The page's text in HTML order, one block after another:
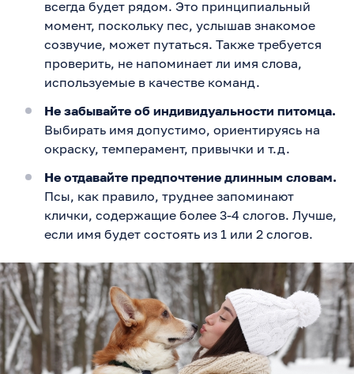
всегда будет рядом. Это принципиальный
момент, поскольку пес, услышав знакомое
созвучие, может путаться. Также требуется
проверить, не напоминает ли имя слова,
используемые в качестве команд.
Не забывайте об индивидуальности питомца.
Выбирать имя допустимо, ориентируясь на
окраску, темперамент, привычки и т.д.
Не отдавайте предпочтение длинным словам.
Псы, как правило, труднее запоминают
клички, содержащие более 3-4 слогов. Лучше,
если имя будет состоять из 1 или 2 слогов.